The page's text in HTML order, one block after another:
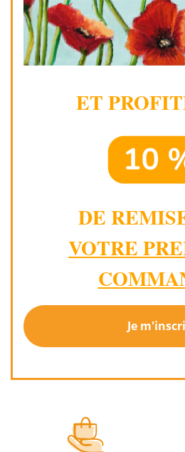
ET
DE
VOTRE
Je